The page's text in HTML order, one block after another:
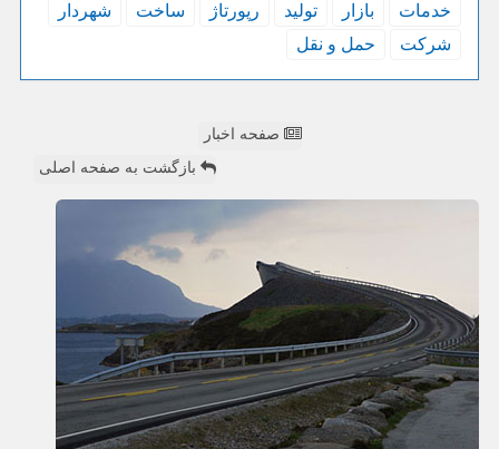
خدمات بازار تولید رپورتاژ ساخت
شهردار
شركت
حمل و نقل
صفحه اخبار
بازگشت به صفحه اصلی